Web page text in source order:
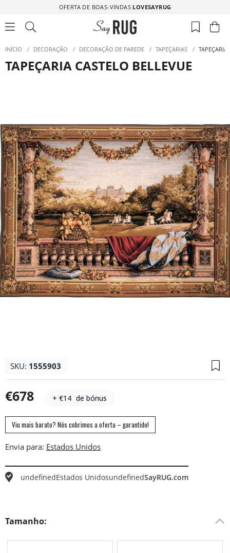
OFERTA DE BOAS-VINDAS LOVESAYRUG
INÍCIO / DECORAÇÃO / DECORAÇÃO DE PAREDE / TAPEÇARIAS / TAPEÇARIA
TAPEÇARIA CASTELO BELLEVUE
SKU: 1555903
€678 + €14 de bónus
Viu mais barato? Nós cobrimos a oferta – garantido!
Envia para:
undefinedEstados UnidosundefinedSayRUG.com
Tamanho: